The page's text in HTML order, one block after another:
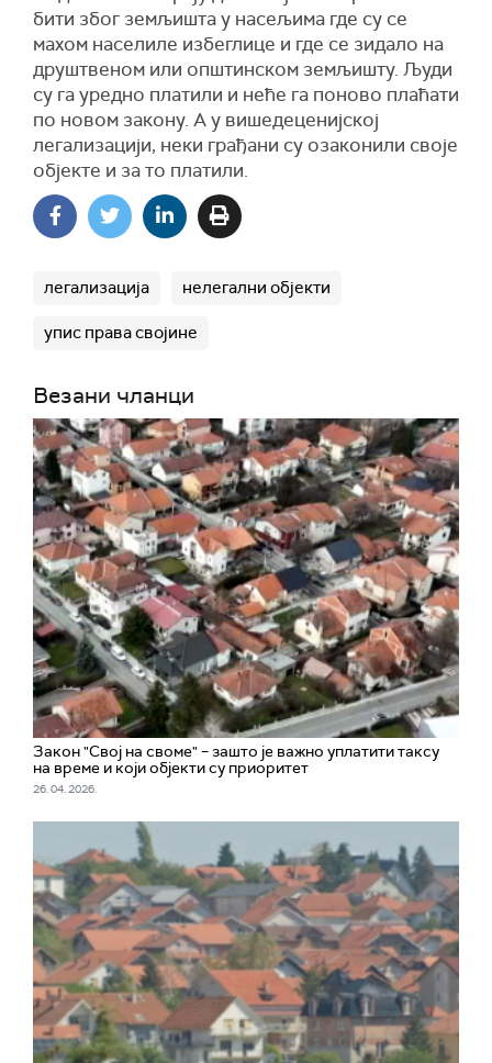
бити због земљишта у насељима где су се
махом населиле избеглице и где се зидало на
друштвеном или општинском земљишту. Људи
су га уредно платили и неће га поново плаћати
по новом закону. А у вишедеценијској
легализацији, неки грађани су озаконили своје
објекте и за то платили.
легализација нелегални објекти
упис права својине
Везани чланци
Закон "Свој на своме" – зашто је важно уплатити таксу
на време и који објекти су приоритет
26. 04. 2026.